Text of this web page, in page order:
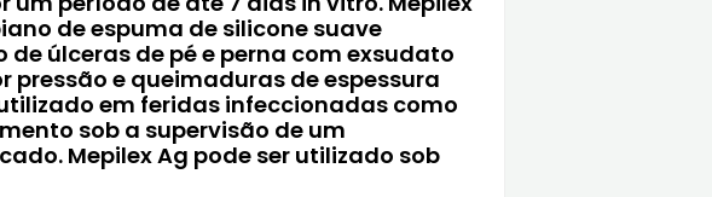
de espuma de silicone suave
úlceras de pé e perna com exsudato
pressão e queimaduras de espessura
em feridas infeccionadas como
sob a supervisão de um
Mepilex Ag pode ser utilizado sob